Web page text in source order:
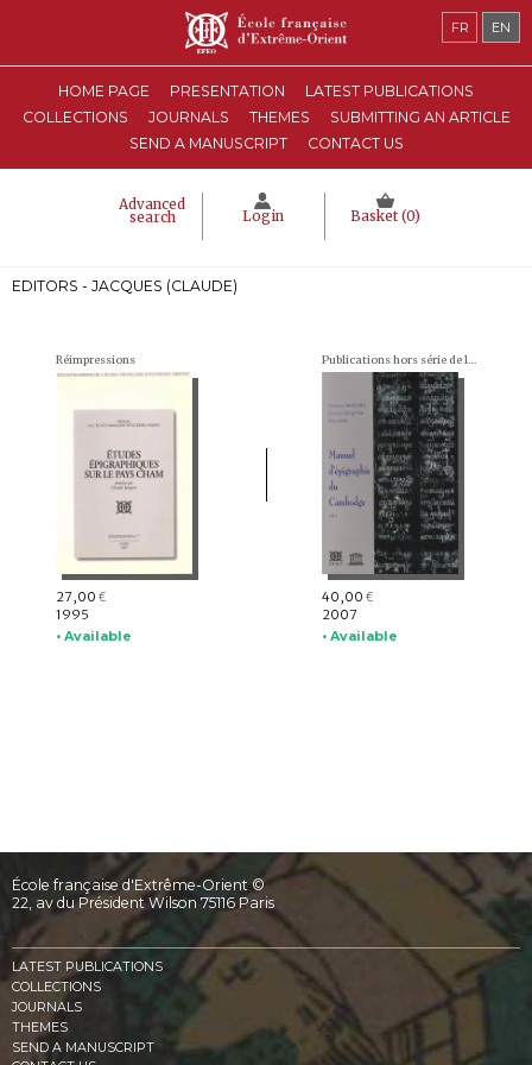
HOME PAGE PRESENTATION
LATEST PUBLICATIONS
COLLECTIONS
JOURNALS THEMES
SUBMITTING AN ARTICLE
SEND A MANUSCRIPT
CONTACT US
Advanced
search Login Basket (0)
FR EN
EDITORS - JACQUES (CLAUDE)
Réimpressions
27,00 €
1995
• Available
Publications hors série de l'École française d'Extrême-Orient
40,00 €
2007
• Available
École française d'Extrême-Orient ©
22, av du Président Wilson 75116 Paris
LATEST PUBLICATIONS
COLLECTIONS
JOURNALS
THEMES
SEND A MANUSCRIPT